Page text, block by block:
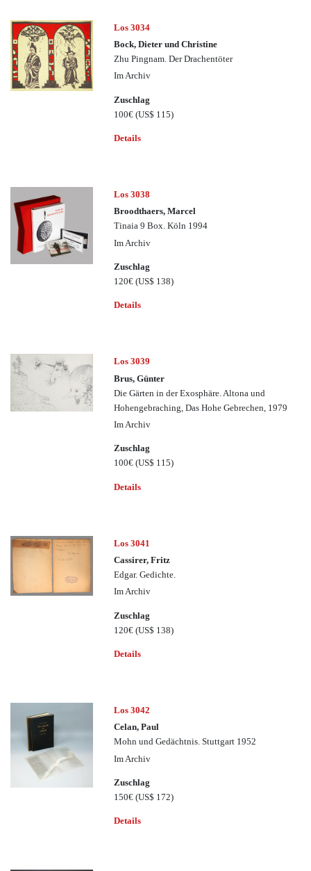
Los 3034
Bock, Dieter und Christine
Zhu Pingnam. Der Drachentöter
Im Archiv
Zuschlag
100€(US$ 115)
Details
Los 3038
Broodthaers, Marcel
Tinaia 9 Box. Köln 1994
Im Archiv
Zuschlag
120€(US$ 138)
Details
Los 3039
Brus, Günter
Die Gärten in der Exosphäre. Altona und
Hohengebraching, Das Hohe Gebrechen, 1979
Im Archiv
Zuschlag
100€(US$ 115)
Details
Los 3041
Cassirer, Fritz
Edgar. Gedichte.
Im Archiv
Zuschlag
120€(US$ 138)
Details
Los 3042
Celan, Paul
Mohn und Gedächtnis. Stuttgart 1952
Im Archiv
Zuschlag
150€(US$ 172)
Details